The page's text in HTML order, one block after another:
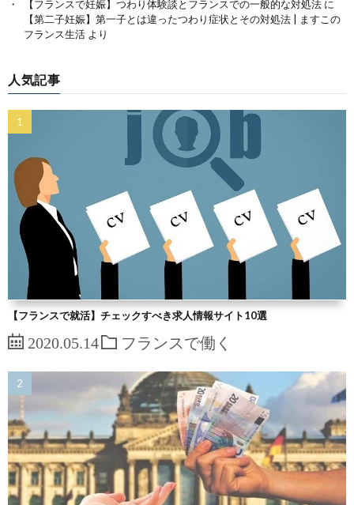
【フランスで妊娠】つわり体験談とフランスでの一般的な対処法 に
【第二子妊娠】第一子とは違ったつわり症状とその対処法 | ますこの
フランス生活 より
人気記事
【フランスで就活】チェックすべき求人情報サイト10選
2020.05.14 フランスで働く